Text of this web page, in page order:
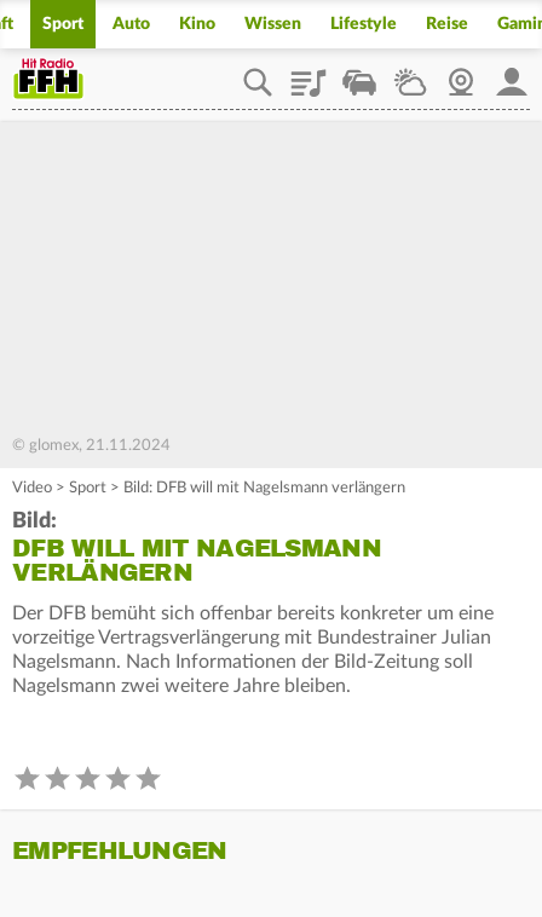
Sport Auto Kino Wissen Lifestyle Reise
PlaylistStaupilotWetterWebcam
© glomex, 21.11.2024
Video > Sport > Bild: DFB will mit Nagelsmann verlängern
Bild:
DFB WILL MIT NAGELSMANN
VERLÄNGERN
Der DFB bemüht sich offenbar bereits konkreter um eine
vorzeitige Vertragsverlängerung mit Bundestrainer Julian
Nagelsmann. Nach Informationen der Bild-Zeitung soll
Nagelsmann zwei weitere Jahre bleiben.
EMPFEHLUNGEN